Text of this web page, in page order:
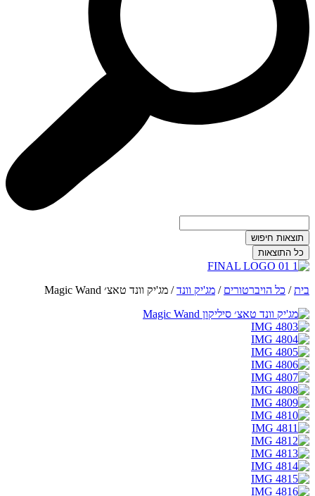
תוצאות חיפוש
כל התוצאות
בית/ כל הויברטורים / מג'יק וונד/ מג'יק וונד טאצ׳ Magic Wand